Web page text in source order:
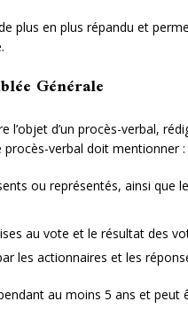
plus en plus répandu et
Générale
l’objet d’un procès-verbal,
verbal doit mentionner :
ou représentés, ainsi que
au vote et le résultat des
les actionnaires et les
au moins 5 ans et